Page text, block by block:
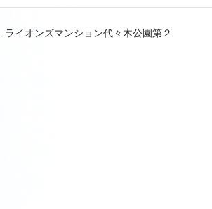
ライオンズマンション代々木公園第２